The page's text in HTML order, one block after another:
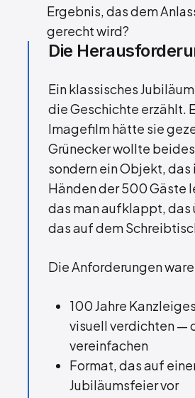
Ergebnis, das dem
gerecht wird?
Die
Ein klassisches
die Geschichte erzählt.
Imagefilm hätte sie
Grünecker wollte
sondern ein Objekt, das
Händen der 500 Gäste
das man aufklappt, das
das auf dem
Die Anforderungen
100 Jahre
visuell verdichten —
vereinfachen
Format, das auf
Jubiläumsfeier vor